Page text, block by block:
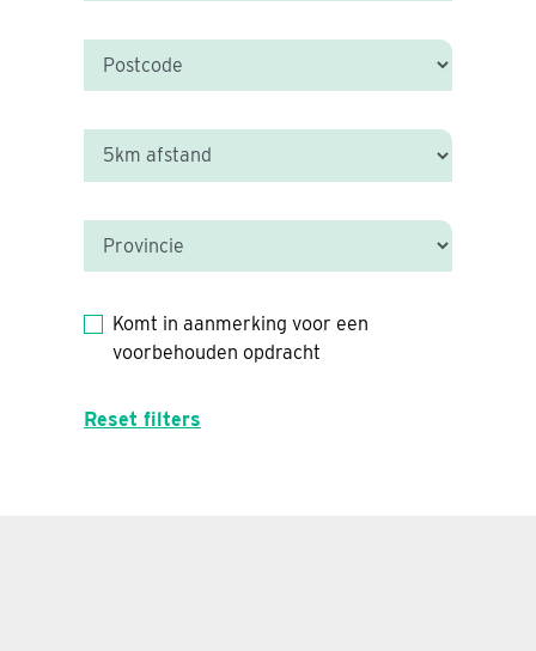
Komt in aanmerking voor een
voorbehouden opdracht
Reset filters